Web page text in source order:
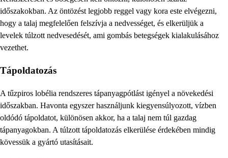
időszakokban. Az öntözést legjobb reggel vagy kora este elvégezni,
hogy a talaj megfelelően felszívja a nedvességet, és elkerüljük a
levelek túlzott nedvesedését, ami gombás betegségek kialakulásához
vezethet.
Tápoldatozás
A tűzpiros lobélia rendszeres tápanyagpótlást igényel a növekedési
időszakban. Havonta egyszer használjunk kiegyensúlyozott, vízben
oldódó tápoldatot, különösen akkor, ha a talaj nem túl gazdag
tápanyagokban. A túlzott tápoldatozás elkerülése érdekében mindig
kövessük a gyártó utasításait.